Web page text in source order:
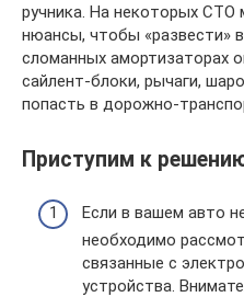
ручника. На некоторых СТО
нюансы, чтобы «развести»
сломанных амортизаторах
сайлент-блоки, рычаги,
попасть в дорожно-
Приступим к
Если в вашем авто
необходимо
связанные с
устройства.